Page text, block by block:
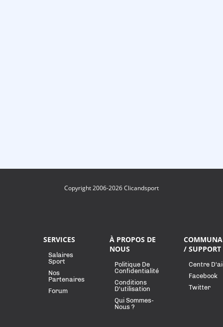
Copyright 2006-2026 Clicandsport
SERVICES
Salaires
Sport
Nos
Partenaires
Forum
À PROPOS DE
NOUS
Politique De
Confidentialité
Conditions
D'utilisation
Qui Sommes-
Nous ?
/ SUPPORT
Centre
Facebook
Twitter